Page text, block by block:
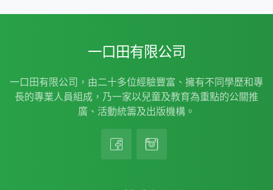
一口田有限公司
一口田有限公司，由二十多位經驗豐富、擁有不同學歷和專
長的專業人員組成，乃一家以兒童及教育為重點的公關推
廣、活動統籌及出版機構。